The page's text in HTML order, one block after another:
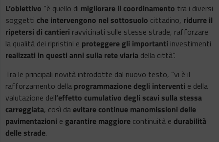
L’obiettivo “è quello di migliorare il coordinamento tra i diversi
soggetti che intervengono nel sottosuolo cittadino, ridurre il
ripetersi di cantieri ravvicinati sulle stesse strade, rafforzare
la qualità dei ripristini e proteggere gli importanti investimenti
realizzati in questi anni sulla rete viaria della città”.
Tra le principali novità introdotte dal nuovo testo, “vi è il
rafforzamento della programmazione degli interventi e della
valutazione dell’effetto cumulativo degli scavi sulla stessa
carreggiata, così daevitare continue manomissioni delle
pavimentazioni e garantire maggiore continuità e durabilità
delle strade.